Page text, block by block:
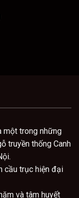
một trong những
truyền thống Canh
cầu trục hiện đại
và tâm huyết